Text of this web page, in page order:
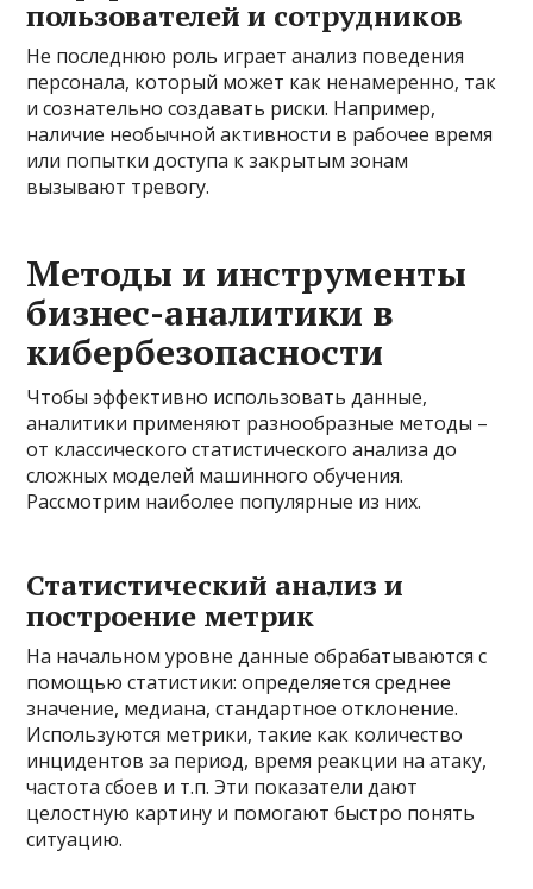
пользователей и сотрудников
Не последнюю роль играет анализ поведения
персонала, который может как ненамеренно, так
и сознательно создавать риски. Например,
наличие необычной активности в рабочее время
или попытки доступа к закрытым зонам
вызывают тревогу.
Методы и инструменты
бизнес-аналитики в
кибербезопасности
Чтобы эффективно использовать данные,
аналитики применяют разнообразные методы –
от классического статистического анализа до
сложных моделей машинного обучения.
Рассмотрим наиболее популярные из них.
Статистический анализ и
построение метрик
На начальном уровне данные обрабатываются с
помощью статистики: определяется среднее
значение, медиана, стандартное отклонение.
Используются метрики, такие как количество
инцидентов за период, время реакции на атаку,
частота сбоев и т.п. Эти показатели дают
целостную картину и помогают быстро понять
ситуацию.